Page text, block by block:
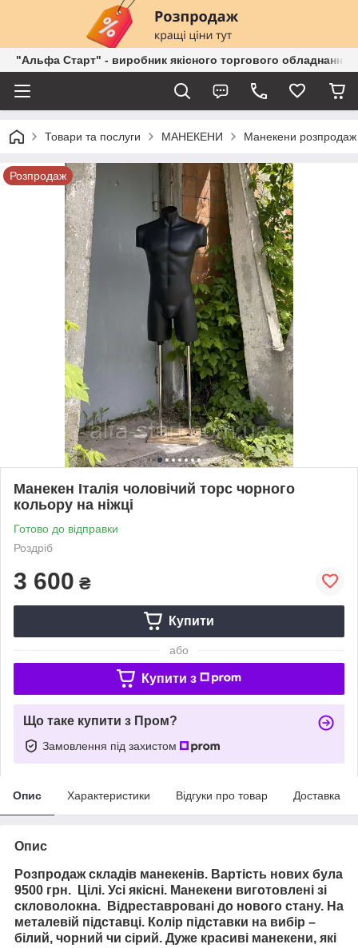
"Альфа Старт" - виробник якісного торгового обладнання
Товари та послуги МАНЕКЕНИ Манекени розпродаж
Розпродаж
Манекен Італія чоловічий торс чорного
кольору на ніжці
Готово до відправки
Роздріб
3 600 ₴
Купити
або
Купити з
Що таке купити з Пром?
Замовлення під захистом
Опис Характеристики Відгуки про товар Доставка
Опис
Розпродаж складів манекенів. Вартість нових була
9500 грн. Цілі. Усі якісні. Манекени виготовлені зі
скловолокна. Відреставровані до нового стану. На
металевій підставці. Колір підставки на вибір –
білий, чорний чи сірий. Дуже красиві манекени, які